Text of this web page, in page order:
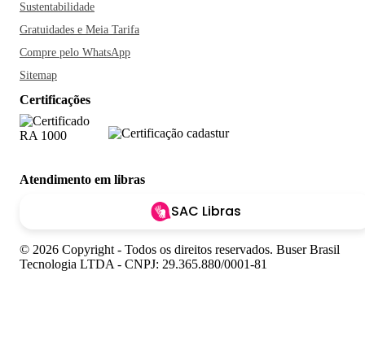
Sustentabilidade
Gratuidades e Meia Tarifa
Compre pelo WhatsApp
Sitemap
Certificações
Atendimento em libras
SAC Libras
© 2026 Copyright - Todos os direitos reservados. Buser Brasil
Tecnologia LTDA - CNPJ: 29.365.880/0001-81